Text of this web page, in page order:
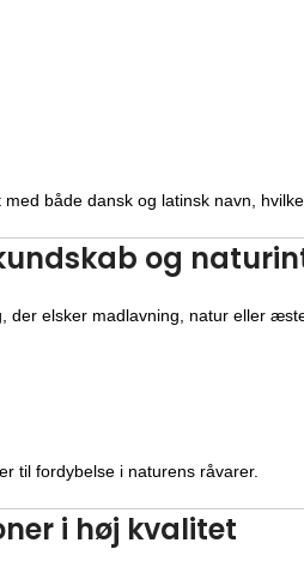
både dansk og latinsk navn,
og
der elsker madlavning, natur eller
til fordybelse i naturens råvarer.
i høj kvalitet